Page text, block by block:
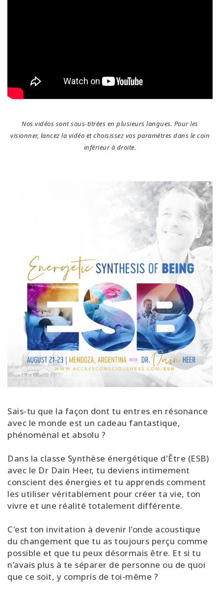
RECHERCHE
Nos vidéos sont sous-titrées en plusieurs langues. Pour les
visionner, lancez la vidéo et choisissez vos paramètres dans le coin
inférieur à droite.
Sais-tu que la façon dont tu entres en résonance
avec le monde est un cadeau fantastique,
phénoménal et absolu ?
Dans la classe Synthèse énergétique d'Être (ESB)
avec le Dr Dain Heer, tu deviens intimement
conscient des énergies et tu apprends comment
les utiliser véritablement pour créer ta vie, ton
vivre et une réalité totalement différente.
C'est ton invitation à devenir l'onde acoustique
du changement que tu as toujours perçu comme
possible et que tu peux désormais être. Et si tu
n’avais plus à te séparer de personne ou de quoi
que ce soit, y compris de toi-même ?